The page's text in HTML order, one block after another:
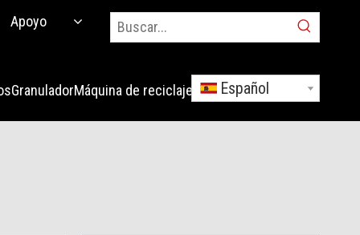
Apoyo
GranuladorMáquina de reciclaje SolicitudEspañol